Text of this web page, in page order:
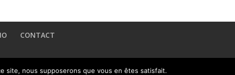
CONTACT
site, nous supposerons que vous en êtes satisfait.